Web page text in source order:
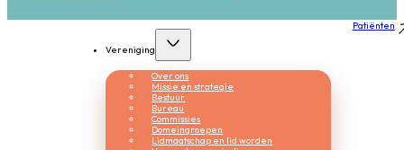
Vereniging
Over ons
Missie en strategie
Bestuur
Bureau
Commissies
Domeingroepen
Lidmaatschap en lid worden
Patiënten